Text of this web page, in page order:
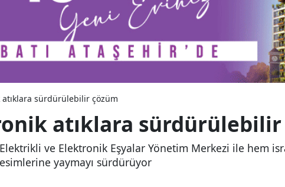
atıklara sürdürülebilir çözüm
atıklara
ve Elektronik Eşyalar Yönetim Merkezi ile hem
yaymayı sürdürüyor